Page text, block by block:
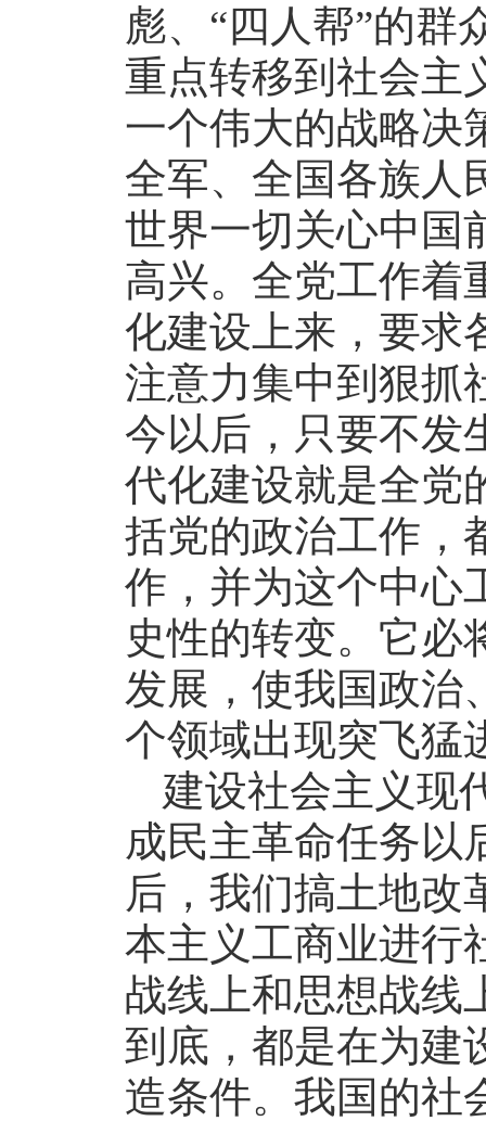
彪、“四人帮”的群
重点转移到社会主
一个伟大的战略决
全军、全国各族人
世界一切关心中国
高兴。全党工作着
化建设上来，要求
注意力集中到狠抓
今以后，只要不发
代化建设就是全党
括党的政治工作，
作，并为这个中心
史性的转变。它必
发展，使我国政治
个领域出现突飞猛
建设社会主义现
成民主革命任务以
后，我们搞土地改
本主义工商业进行
战线上和思想战线
到底，都是在为建
造条件。我国的社